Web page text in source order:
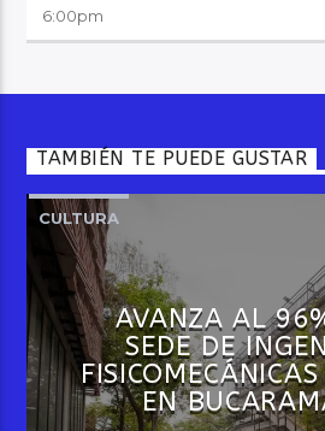
6:00pm
TAMBIÉN TE PUEDE GUSTAR
CULTURA
AVANZA AL
SEDE DE
EN